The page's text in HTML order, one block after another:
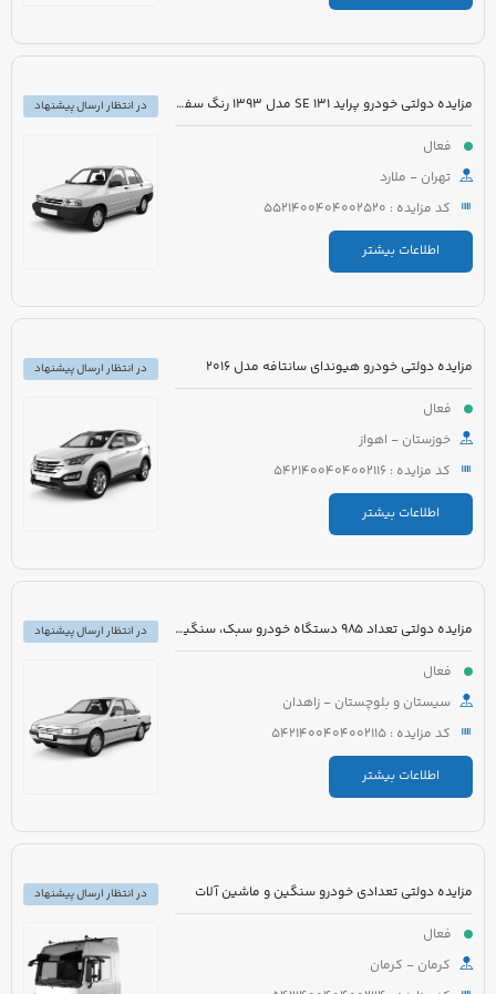
مزایده دولتی خودرو پراید 131 SE مدل 1393 رنگ سفید روغنی
فعال
تهران - ملارد
کد مزایده : 5521400404002520
اطلاعات بیشتر
در انتظار ارسال پیشنهاد
مزایده دولتی خودرو هیوندای سانتافه مدل 2016
فعال
خوزستان - اهواز
کد مزایده : 5421400404002116
اطلاعات بیشتر
در انتظار ارسال پیشنهاد
مزایده دولتی تعداد 985 دستگاه خودرو سبک، سنگین و موتورسیکلت
فعال
سیستان و بلوچستان - زاهدان
کد مزایده : 5421400404002115
اطلاعات بیشتر
در انتظار ارسال پیشنهاد
مزایده دولتی تعدادی خودرو سنگین و ماشین آلات
فعال
کرمان - کرمان
در انتظار ارسال پیشنهاد